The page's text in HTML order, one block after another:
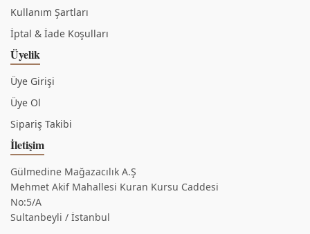
Kullanım Şartları
İptal & İade Koşulları
Üyelik
Üye Girişi
Üye Ol
Sipariş Takibi
İletişim
Gülmedine Mağazacılık A.Ş
Mehmet Akif Mahallesi Kuran Kursu Caddesi
No:5/A
Sultanbeyli / İstanbul